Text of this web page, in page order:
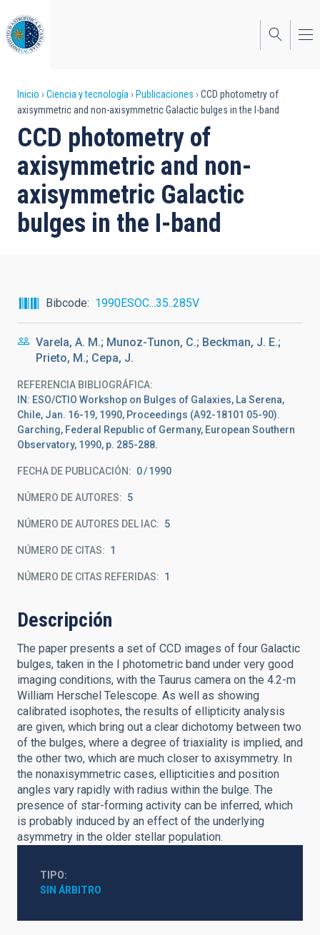
al
contenido
principal
Sobrescribir
enlaces
de
ayuda
a
la
Inicio Ciencia y tecnología Publicaciones
CCD photometry of
axisymmetric and non-axisymmetric Galactic bulges in the I-band
CCD photometry of
axisymmetric and non-
axisymmetric Galactic
bulges in the I-band
Bibcode 1990ESOC...35..285V
Varela, A. M.; Munoz-Tunon, C.; Beckman, J. E.;
Prieto, M.; Cepa, J.
REFERENCIA BIBLIOGRÁFICA
IN: ESO/CTIO Workshop on Bulges of Galaxies, La Serena,
Chile, Jan. 16-19, 1990, Proceedings (A92-18101 05-90).
Garching, Federal Republic of Germany, European Southern
Observatory, 1990, p. 285-288.
FECHA DE PUBLICACIÓN: 0 1990
NÚMERO DE AUTORES 5
NÚMERO DE AUTORES DEL IAC 5
NÚMERO DE CITAS 1
NÚMERO DE CITAS REFERIDAS 1
Descripción
The paper presents a set of CCD images of four Galactic
bulges, taken in the I photometric band under very good
imaging conditions, with the Taurus camera on the 4.2-m
William Herschel Telescope. As well as showing
calibrated isophotes, the results of ellipticity analysis
are given, which bring out a clear dichotomy between two
of the bulges, where a degree of triaxiality is implied, and
the other two, which are much closer to axisymmetry. In
the nonaxisymmetric cases, ellipticities and position
angles vary rapidly with radius within the bulge. The
presence of star-forming activity can be inferred, which
is probably induced by an effect of the underlying
asymmetry in the older stellar population.
TIPO
SIN ÁRBITRO